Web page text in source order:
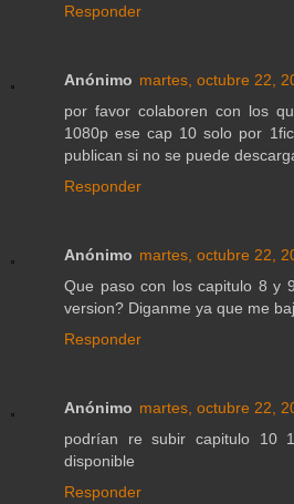
Responder
Anónimo martes, octubre 22,
por favor colaboren con los
1080p ese cap 10 solo por
publican si no se puede
Responder
Anónimo martes, octubre 22,
Que paso con los capitulo 8 y
version? Diganme ya que me
Responder
Anónimo martes, octubre 22,
podrían re subir capitulo 10
disponible
Responder